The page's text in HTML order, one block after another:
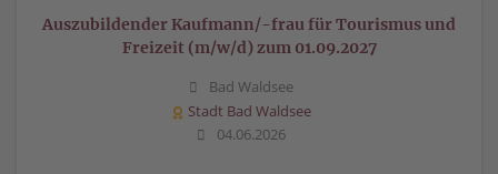
Auszubildender Kaufmann/-frau für Tourismus und
Freizeit (m/w/d) zum 01.09.2027
Bad Waldsee
Stadt Bad Waldsee
04.06.2026